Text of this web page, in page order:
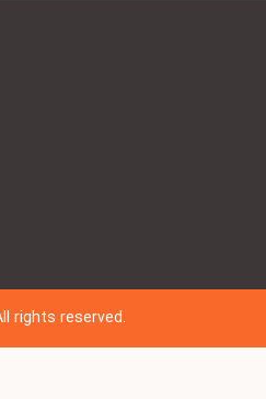
rights reserved.